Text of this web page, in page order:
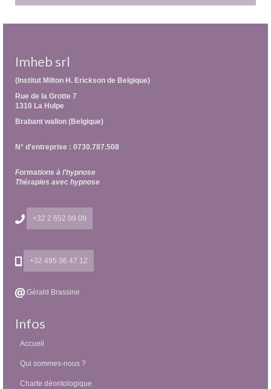
Imheb srl
(Institut Milton H. Erickson de Belgique)
Rue de la Grotte 7
1310 La Hulpe
Brabant wallon (Belgique)
N° d'entreprise : 0730.787.508
Formations à l'hypnose
Thérapies avec hypnose
+32 2 652 09 09
+32 495 36 47 12
Gérald Brassine
Infos
Accueil
Qui sommes-nous ?
Charte déontologique